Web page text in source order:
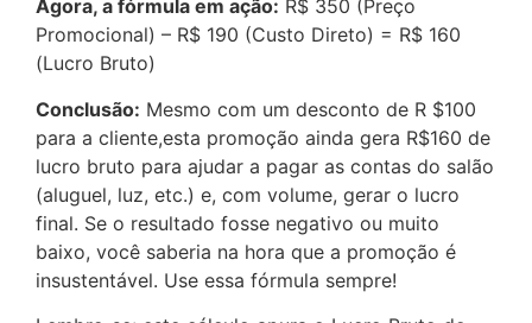
Agora, a fórmula em ação: R$ 350 (Preço
Promocional) – R$ 190 (Custo Direto) = R$ 160
(Lucro Bruto)
Conclusão: Mesmo com um desconto de R $100
para a cliente,esta promoção ainda gera R$160 de
lucro bruto para ajudar a pagar as contas do salão
(aluguel, luz, etc.) e, com volume, gerar o lucro
final. Se o resultado fosse negativo ou muito
baixo, você saberia na hora que a promoção é
insustentável. Use essa fórmula sempre!